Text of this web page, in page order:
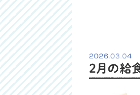
2026.03.04
２月の